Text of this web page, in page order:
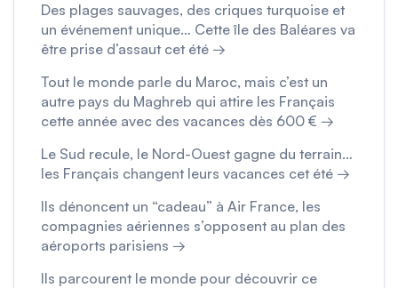
Des plages sauvages, des criques turquoise et
un événement unique… Cette île des Baléares va
être prise d’assaut cet été →
Tout le monde parle du Maroc, mais c’est un
autre pays du Maghreb qui attire les Français
cette année avec des vacances dès 600 € →
Le Sud recule, le Nord-Ouest gagne du terrain…
les Français changent leurs vacances cet été →
Ils dénoncent un “cadeau” à Air France, les
compagnies aériennes s’opposent au plan des
aéroports parisiens →
Ils parcourent le monde pour découvrir ce